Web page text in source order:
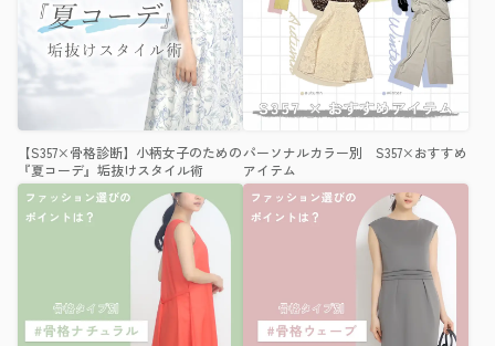
【S357×骨格診断】小柄女子のための
『夏コーデ』垢抜けスタイル術
パーソナルカラー別 S357×おすすめ
アイテム